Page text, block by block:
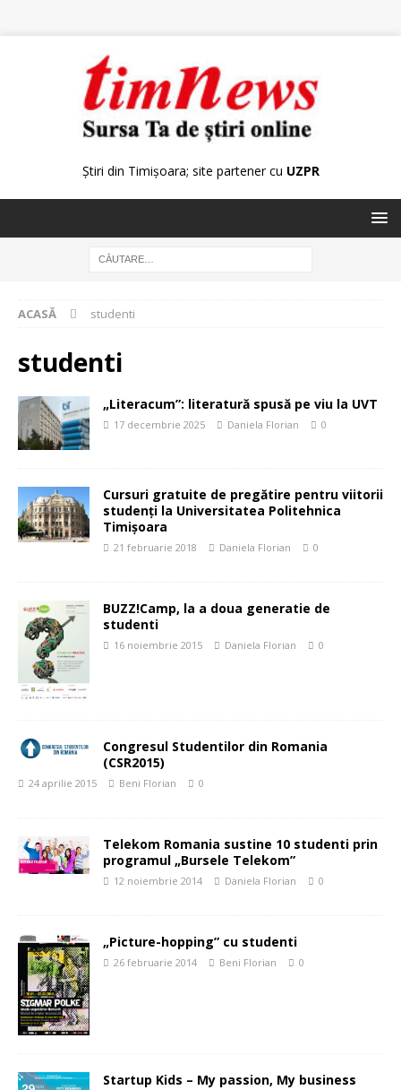
Știri din Timișoara; site partener cu UZPR
ACASĂ studenti
studenti
„Literacum”: literatură spusă pe viu la UVT
17 decembrie 2025 Daniela Florian 0
Cursuri gratuite de pregătire pentru viitorii
studenți la Universitatea Politehnica
Timișoara
21 februarie 2018 Daniela Florian 0
BUZZ!Camp, la a doua generatie de
studenti
16 noiembrie 2015 Daniela Florian 0
Congresul Studentilor din Romania
(CSR2015)
24 aprilie 2015 Beni Florian 0
Telekom Romania sustine 10 studenti prin
programul „Bursele Telekom”
12 noiembrie 2014 Daniela Florian 0
„Picture-hopping” cu studenti
26 februarie 2014 Beni Florian 0
Startup Kids – My passion, My business